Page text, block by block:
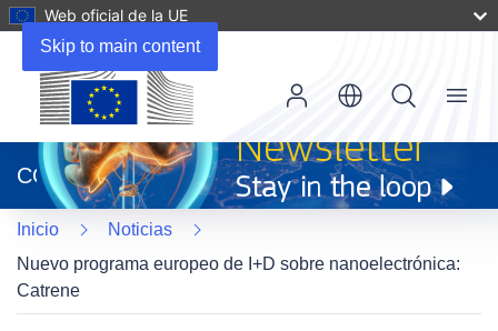
Skip to main content
Web oficial de la UE
abrirá
en
una
nueva
ventana)
CORDIS
Menu
Inicio
Noticias
Nuevo programa europeo de I+D sobre nanoelectrónica:
Catrene